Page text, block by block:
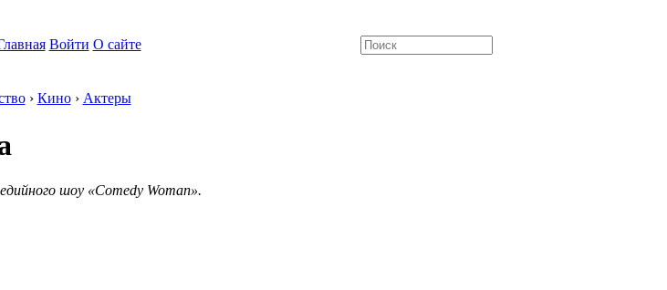
Войти О сайте
› Кино› Актеры
шоу «Comedy Woman».